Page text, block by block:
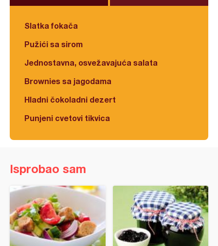
Slatka fokača
Pužići sa sirom
Jednostavna, osvežavajuća salata
Brownies sa jagodama
Hladni čokoladni dezert
Punjeni cvetovi tikvica
Isprobao sam